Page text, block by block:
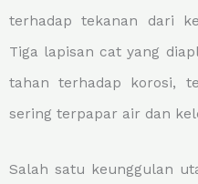
terhadap tekanan dari
Tiga lapisan cat yang
tahan terhadap korosi,
sering terpapar air dan
Salah satu keunggulan